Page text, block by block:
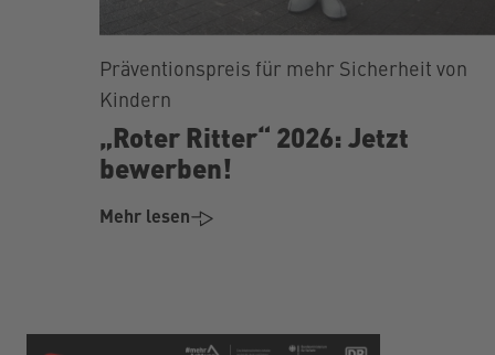
Präventionspreis für mehr Sicherheit von
Kindern
„Roter Ritter“ 2026: Jetzt
bewerben!
Mehr lesen